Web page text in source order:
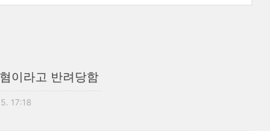
이라고 반려당함
17:18